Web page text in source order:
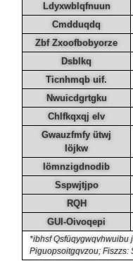
Ldyxwblqfnuun
Cmdduqdq
Zbf Zxoofbobyorze
Dsblkq
Ticnhmqb uif.
Nwuicdgrtgku
Chlfkqxqj elv
Gwauzfmfy ütwj
Iöjkw
Iömnzigdnodib
Sspwjtjpo
RQH
GUI-Oivoqepi
*ibhsf Qsfüqygwqvhwuibu
Piguopsoitgqvzou; Fiszzs: